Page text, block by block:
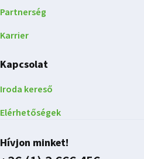
Partnerség
Karrier
Kapcsolat
Iroda kereső
Elérhetőségek
Hívjon minket!